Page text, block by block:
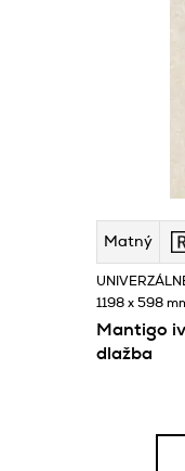
Matný
Mantigo
dlažba
1198 x 598